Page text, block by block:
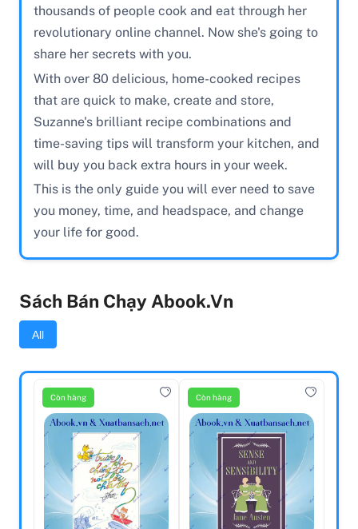
thousands of people cook and eat through her
revolutionary online channel. Now she's going to
share her secrets with you.
With over 80 delicious, home-cooked recipes
that are quick to make, create and store,
Suzanne's brilliant recipe combinations and
time-saving tips will transform your kitchen, and
will buy you back extra hours in your week.
This is the only guide you will ever need to save
you money, time, and headspace, and change
your life for good.
Sách Bán Chạy Abook.vn
All
Còn hàng Còn hàng